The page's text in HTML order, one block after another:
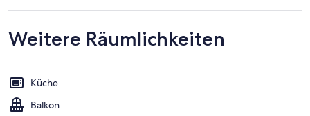
Weitere Räumlichkeiten
Küche
Balkon